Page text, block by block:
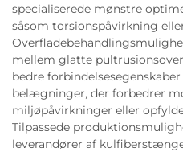
specialiserede mønstre
såsom torsionspåvirkning
mellem glatte
bedre
belægninger, der forbedrer
miljøpåvirkninger eller
Tilpassede
leverandører af